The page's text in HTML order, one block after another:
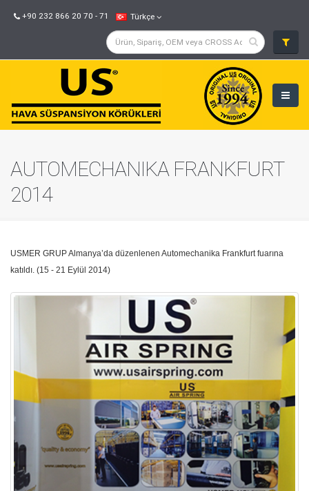
+90 232 866 20 70 - 71 Türkçe
AUTOMECHANIKA FRANKFURT
2014
USMER GRUP Almanya’da düzenlenen Automechanika Frankfurt fuarına
katıldı. (15 - 21 Eylül 2014)